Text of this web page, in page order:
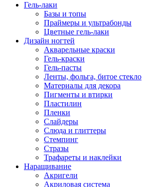
Гель-лаки
Базы и топы
Праймеры и ультрабонды
Цветные гель-лаки
Дизайн ногтей
Акварельные краски
Гель-краски
Гель-пасты
Ленты, фольга, битое стекло
Материалы для декора
Пигменты и втирки
Пластилин
Пленки
Слайдеры
Слюда и глиттеры
Стемпинг
Стразы
Трафареты и наклейки
Наращивание
Акригели
Акриловая система